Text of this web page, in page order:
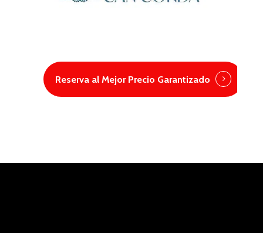
Reserva al Mejor Precio Garantizado